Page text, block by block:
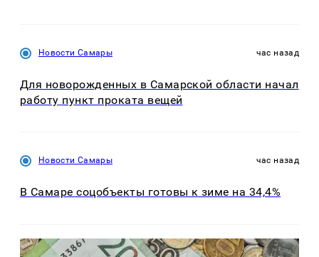
Новости Самары час назад
Для новорожденных в Самарской области начал
работу пункт проката вещей
Новости Самары час назад
В Самаре соцобъекты готовы к зиме на 34,4%